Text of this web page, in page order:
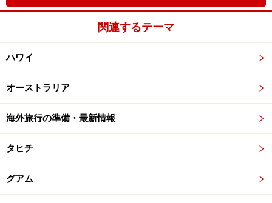
関連するテーマ
ハワイ
オーストラリア
海外旅行の準備・最新情報
タヒチ
グアム